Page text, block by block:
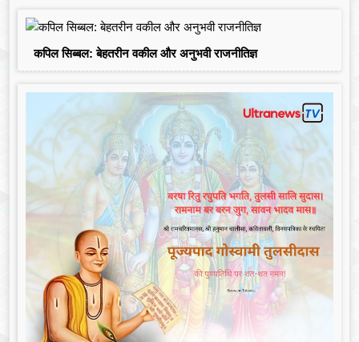
कपिल सिब्बल: बेहतरीन वकील और अनुभवी राजनीतिज्ञ